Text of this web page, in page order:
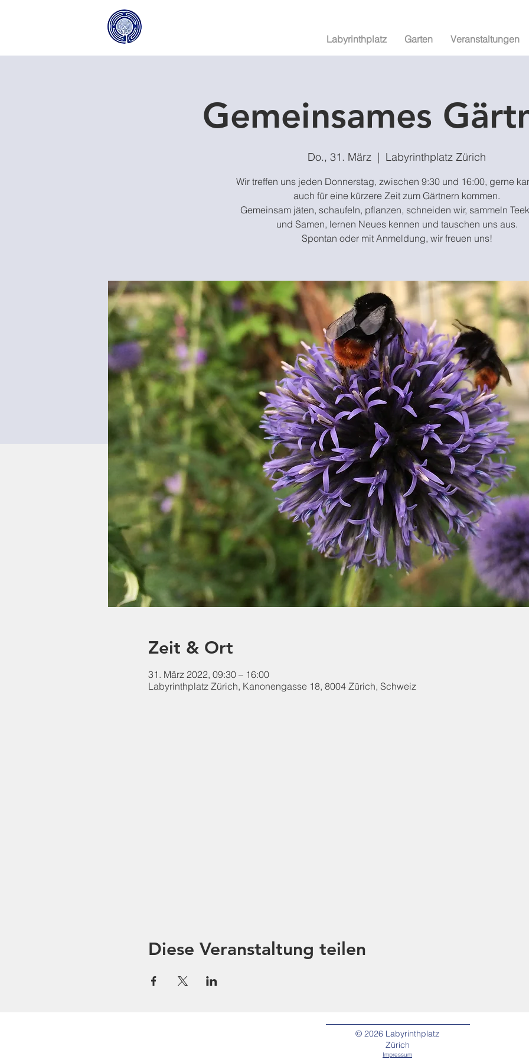
Labyrinthplatz Garten Veranstaltungen
Gemeinsames
Do., 31. März
  |
Labyrinthplatz Zürich
Wir treffen uns jeden Donnerstag, zwischen 9:30 und 16:00, gerne
auch für eine kürzere Zeit zum Gärtnern kommen.
Gemeinsam jäten, schaufeln, pflanzen, schneiden wir, sammeln
und Samen, lernen Neues kennen und tauschen uns aus.
Zeit & Ort
31. März 2022, 09:30 – 16:00
Labyrinthplatz Zürich, Kanonengasse 18, 8004 Zürich, Schweiz
Diese Veranstaltung teilen
© 2026 Labyrinthplatz
Zürich
Impressum